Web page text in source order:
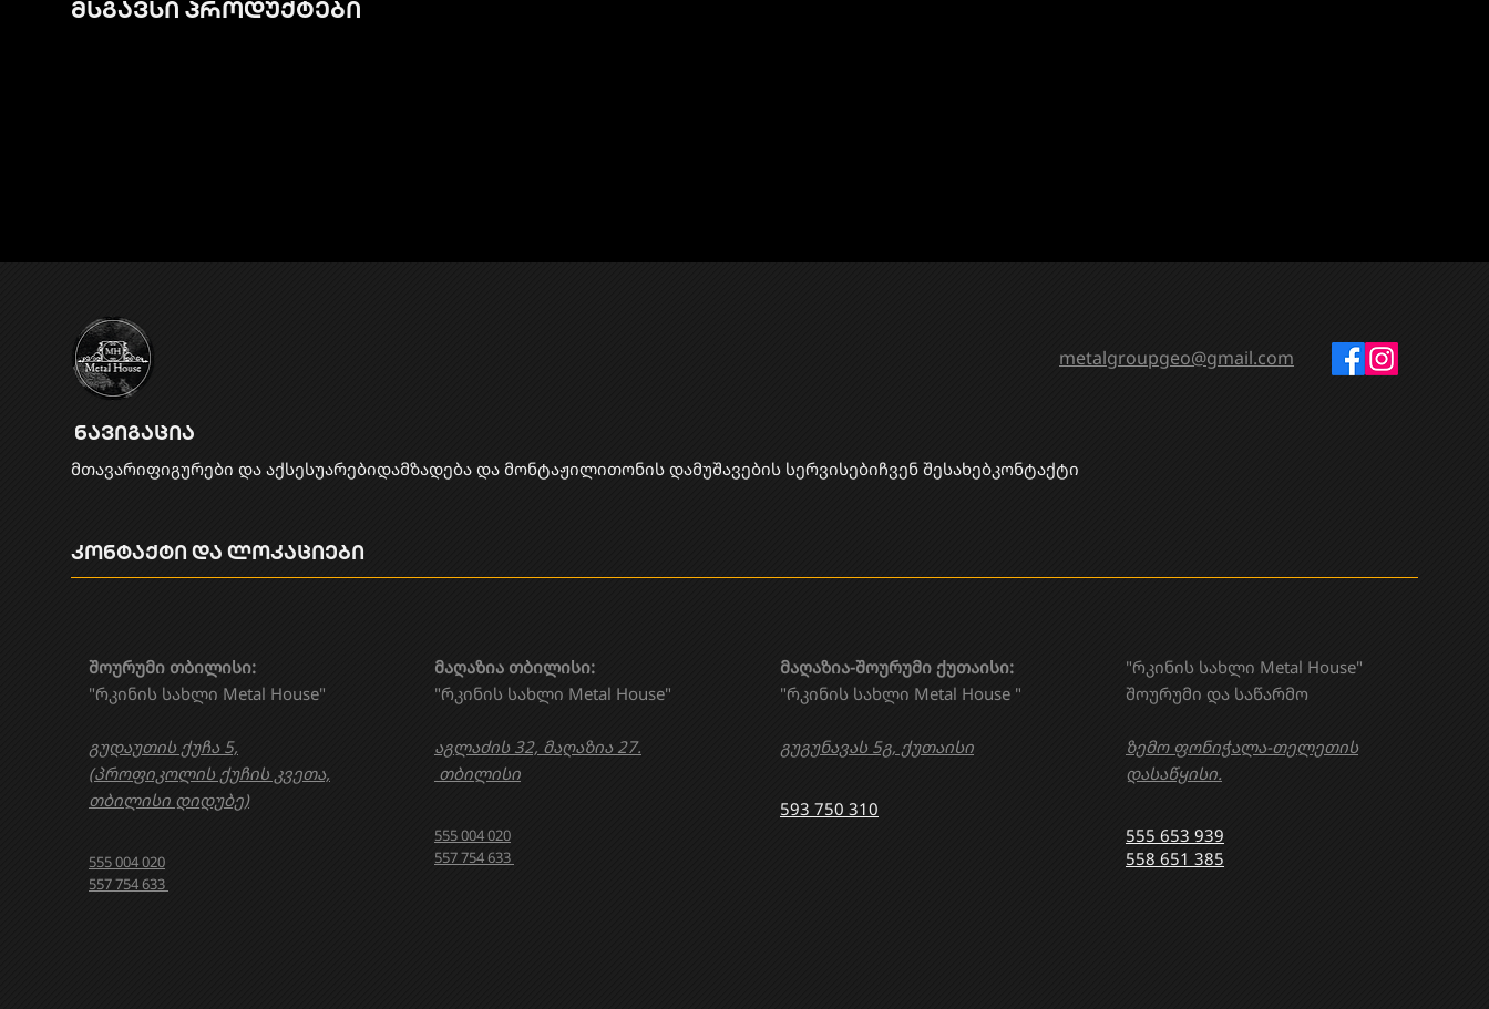
მსგავსი პროდუქტები
ნავიგაცია
მთავარიფიგურები და აქსესუარებიდამზადება და მონტაჟი​ლითონის დამუშავების სერვისებიჩვენ შესახებკონტაქტი
"რკინის სახლი Metal House"
შოურუმი და საწარმო
ზემო ფონიჭალა-თელეთის
დასაწყისი.
555 653 939
558 651 385
მაღაზია თბილისი:
"რკინის სახლი Metal House"
აგლაძის 32, მაღაზია 27.
თბილისი
555 004 020
557 754 633
მაღაზია-შოურუმი ქუთაისი:
"რკინის სახლი Metal House "
გუგუნავას 5გ, ქუთაისი
593 750 310
შოურუმი თბილისი:
"რკინის სახლი Metal House"
გუდაუთის ქუჩა 5,
(პროფიკოლის ქუჩის კვეთა,
თბილისი დიდუბე)
555 004 020
557 754 633
კონტაქტი და ლოკაციები
metalgroupgeo@gmail.com